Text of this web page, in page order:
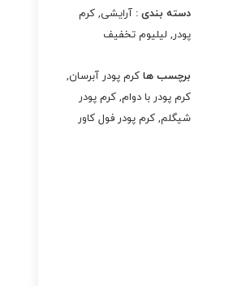
دسته بندی :آرایشی,کرم
پودر, لیلیوم تخفیف
برچسب هاکرم پودر آبرسان,
کرم پودر با دوام,کرم پودر
شیگلم,کرم پودر فول کاور